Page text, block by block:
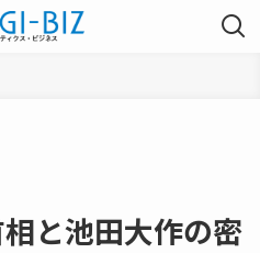
と池田大作の密